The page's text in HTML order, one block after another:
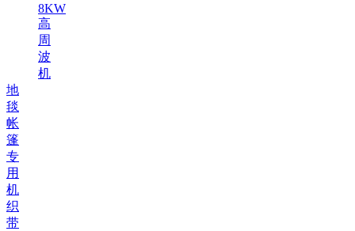
8KW
高
周
波
机
地
毯
帐
篷
专
用
机
织
带